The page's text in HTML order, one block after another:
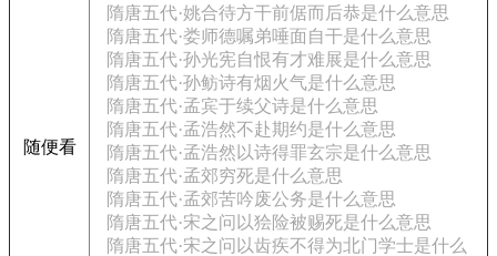
随便看
隋唐五代·姚合待方干前倨而后恭是什么意思
隋唐五代·娄师德嘱弟唾面自干是什么意思
隋唐五代·孙光宪自恨有才难展是什么意思
隋唐五代·孙鲂诗有烟火气是什么意思
隋唐五代·孟宾于续父诗是什么意思
隋唐五代·孟浩然不赴期约是什么意思
隋唐五代·孟浩然以诗得罪玄宗是什么意思
隋唐五代·孟郊穷死是什么意思
隋唐五代·孟郊苦吟废公务是什么意思
隋唐五代·宋之问以狯险被赐死是什么意思
隋唐五代·宋之问以齿疾不得为北门学士是什么